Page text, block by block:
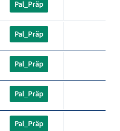
Pal_Präp
Pal_Präp
Pal_Präp
Pal_Präp
Pal_Präp